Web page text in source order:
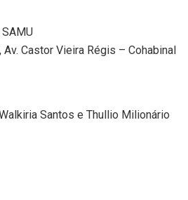
Castor Vieira Régis – Cohabinal
Santos e Thullio Milionário